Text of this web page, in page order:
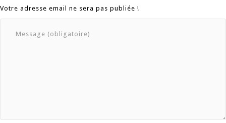
Votre adresse email ne sera pas publiée !